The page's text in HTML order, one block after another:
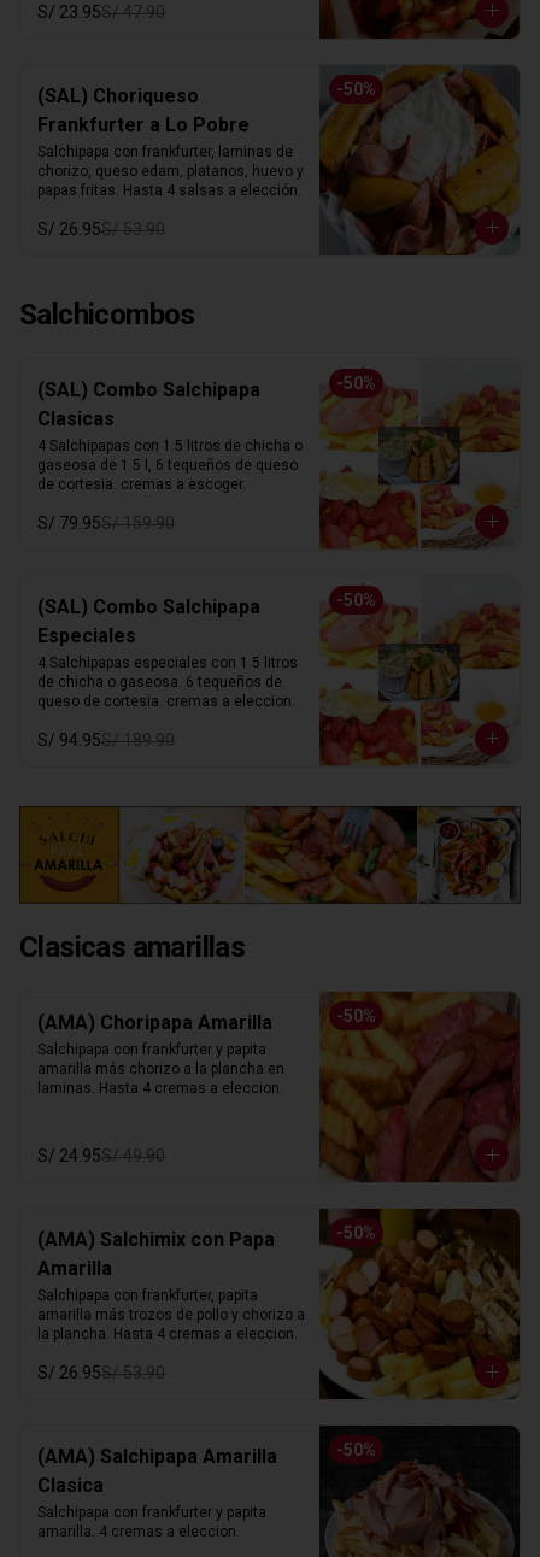
S/ 23.95S/ 47.90
-50%
(SAL) Choriqueso
Frankfurter a Lo Pobre
Salchipapa con frankfurter, laminas de
chorizo, queso edam, platanos, huevo y
papas fritas. Hasta 4 salsas a elección.
S/ 26.95S/ 53.90
Salchicombos
-50%
(SAL) Combo Salchipapa
Clasicas
4 Salchipapas con 1.5 litros de chicha o
gaseosa de 1.5 l, 6 tequeños de queso
de cortesia. cremas a escoger.
S/ 79.95S/ 159.90
-50%
(SAL) Combo Salchipapa
Especiales
4 Salchipapas especiales con 1.5 litros
de chicha o gaseosa. 6 tequeños de
queso de cortesia. cremas a eleccion.
S/ 94.95S/ 189.90
Clasicas amarillas
-50%
(AMA) Choripapa Amarilla
Salchipapa con frankfurter y papita
amarilla más chorizo a la plancha en
laminas. Hasta 4 cremas a eleccion.
S/ 24.95S/ 49.90
-50%
(AMA) Salchimix con Papa
Amarilla
Salchipapa con frankfurter, papita
amarilla más trozos de pollo y chorizo a
la plancha. Hasta 4 cremas a eleccion.
S/ 26.95S/ 53.90
-50%
(AMA) Salchipapa Amarilla
Clasica
Salchipapa con frankfurter y papita
amarilla. 4 cremas a eleccion.